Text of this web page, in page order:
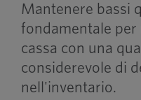
Mantenere bassi
fondamentale
cassa con una
considerevole di
nell'inventario.